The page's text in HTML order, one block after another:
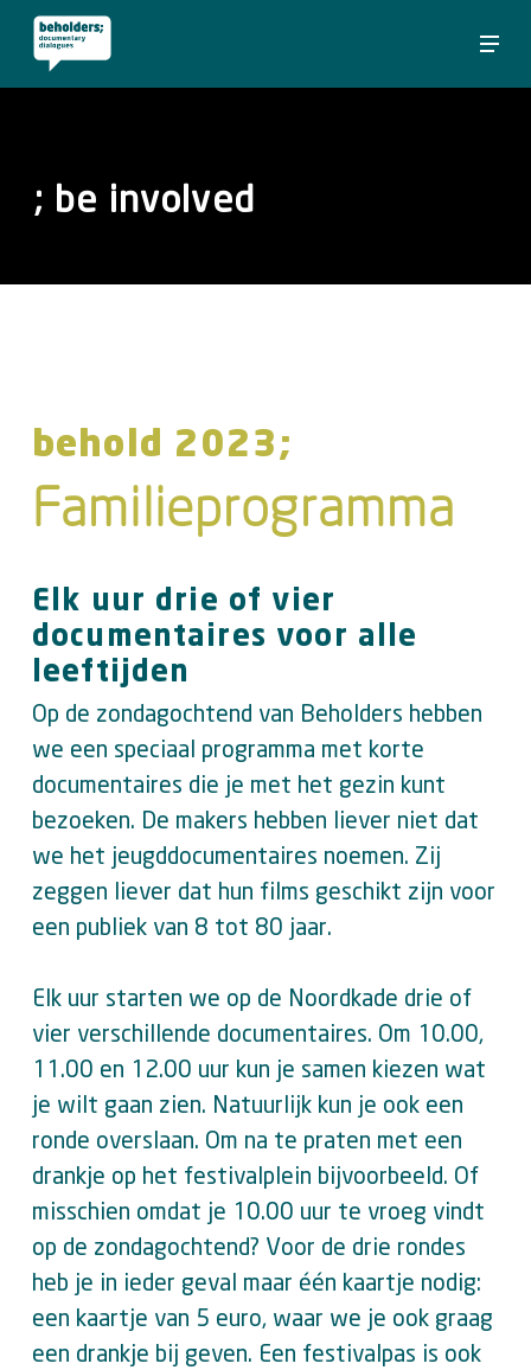
Skip
main
Menu
; be involved
behold 2023;
Familieprogramma
Elk uur drie of vier
documentaires voor alle
leeftijden
Op de zondagochtend van Beholders hebben
we een speciaal programma met korte
documentaires die je met het gezin kunt
bezoeken. De makers hebben liever niet dat
we het jeugddocumentaires noemen. Zij
zeggen liever dat hun films geschikt zijn voor
een publiek van 8 tot 80 jaar.
Elk uur starten we op de Noordkade drie of
vier verschillende documentaires. Om 10.00,
11.00 en 12.00 uur kun je samen kiezen wat
je wilt gaan zien. Natuurlijk kun je ook een
ronde overslaan. Om na te praten met een
drankje op het festivalplein bijvoorbeeld. Of
misschien omdat je 10.00 uur te vroeg vindt
op de zondagochtend? Voor de drie rondes
heb je in ieder geval maar één kaartje nodig:
een kaartje van 5 euro, waar we je ook graag
een drankje bij geven. Een festivalpas is ook